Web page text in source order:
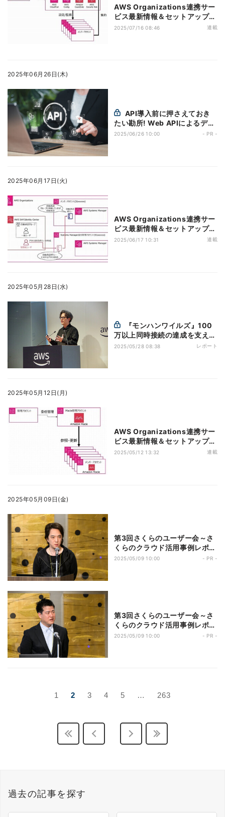
AWS Organizations連携サー
ビス最新情報＆セットアップの
コツ 第23回 AWS Security
2025/07/16 08:46 連載
2025年06月26日(木)
たい勘所! Web APIによるデー
タ連携デザインパターンとツー
2025/06/26 10:00 - PR -
2025年06月17日(火)
AWS Organizations連携サー
ビス最新情報＆セットアップの
コツ 第22回 AWS Systems
2025/06/17 10:31 連載
2025年05月28日(水)
万以上同時接続の達成を支えた
AWSの技術とは？
2025/05/28 08:38 レポート
2025年05月12日(月)
AWS Organizations連携サー
ビス最新情報＆セットアップの
コツ 第21回 Amazon Macieの
2025/05/12 13:32 連載
2025年05月09日(金)
第3回さくらのユーザー会～さ
くらのクラウド活用事例レポー
ト～ 第2回 「さくらのクラウ
2025/05/09 10:00 - PR -
第3回さくらのユーザー会～さ
くらのクラウド活用事例レポー
ト～ 第1回 医療情報システムで
2025/05/09 10:00 - PR -
1 2 3 4 5 … 263
過去の記事を探す